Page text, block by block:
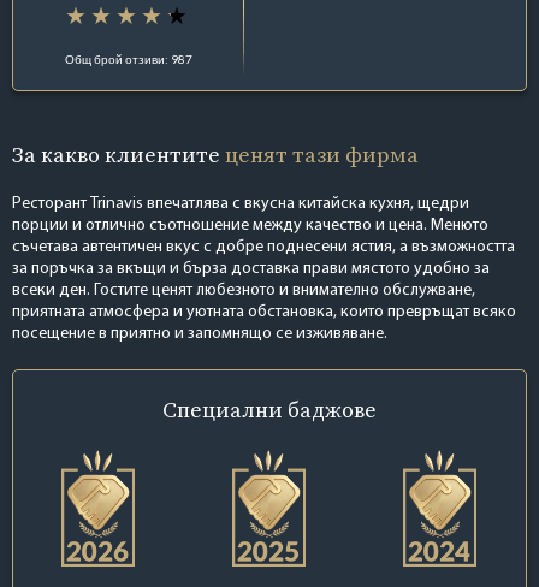
Общ брой отзиви: 987
За какво клиентите ценят тази фирма
Ресторант Trinavis впечатлява с вкусна китайска кухня, щедри
порции и отлично съотношение между качество и цена. Менюто
съчетава автентичен вкус с добре поднесени ястия, а възможността
за поръчка за вкъщи и бърза доставка прави мястото удобно за
всеки ден. Гостите ценят любезното и внимателно обслужване,
приятната атмосфера и уютната обстановка, които превръщат всяко
посещение в приятно и запомнящо се изживяване.
Специални баджове